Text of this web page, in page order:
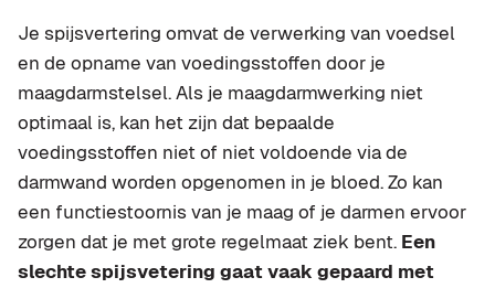
Je spijsvertering omvat de verwerking van voedsel
en de opname van voedingsstoffen door je
maagdarmstelsel. Als je maagdarmwerking niet
optimaal is, kan het zijn dat bepaalde
voedingsstoffen niet of niet voldoende via de
darmwand worden opgenomen in je bloed. Zo kan
een functiestoornis van je maag of je darmen ervoor
zorgen dat je met grote regelmaat ziek bent. Een
slechte spijsvetering gaat vaak gepaard met